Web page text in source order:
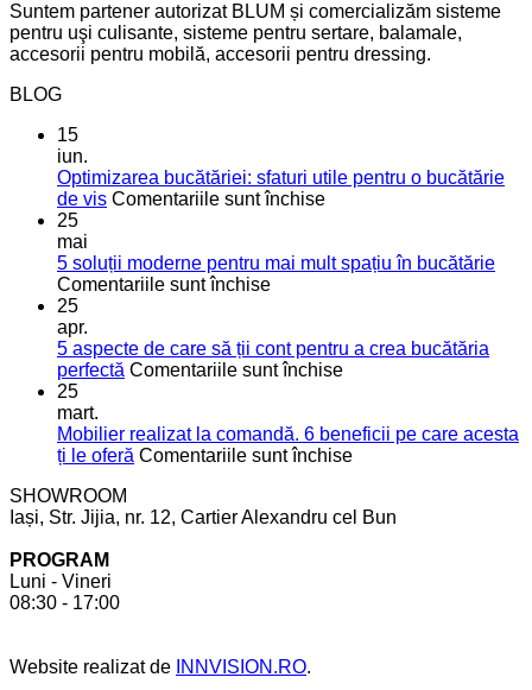
Suntem partener autorizat BLUM și comercializăm sisteme
pentru uşi culisante, sisteme pentru sertare, balamale,
accesorii pentru mobilă, accesorii pentru dressing.
BLOG
15
iun.
Optimizarea bucătăriei: sfaturi utile pentru o bucătărie
de vis Comentariile sunt închisepentru
sfaturi
bucătărie
de
25
mai
5 soluții moderne pentru mai mult spațiu în bucătărie
Comentariile sunt închisepentru
moderne
pentru
spațiu
în
25
apr.
5 aspecte de care să ții cont pentru a crea bucătăria
perfectă Comentariile sunt închisepentru
de
care
cont
25
mart.
Mobilier realizat la comandă. 6 beneficii pe care acesta
ți le oferă Comentariile sunt închisepentru
la
SHOWROOM
Iași, Str. Jijia, nr. 12, Cartier Alexandru cel Bun
PROGRAM
Luni - Vineri
08:30 - 17:00
Website realizat de INNVISION.RO.